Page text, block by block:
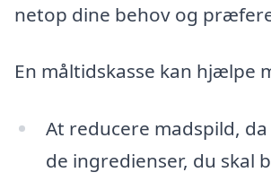
netop dine behov og
En måltidskasse kan hjælpe
At reducere madspild,
de ingredienser, du skal